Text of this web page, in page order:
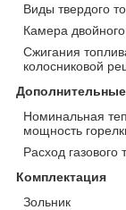
Виды твердого
Камера
Сжигания
колосниковой
Дополнительные
Номинальная
мощность
Расход газового
Комплектация
Зольник